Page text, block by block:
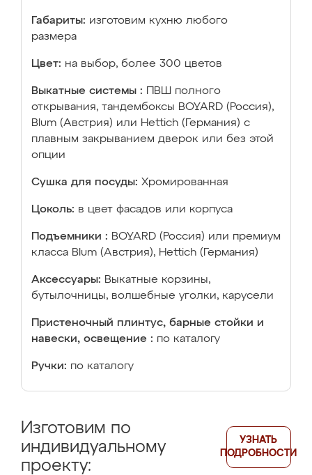
Габариты: изготовим кухню любого
размера
Цвет: на выбор, более 300 цветов
Выкатные системы :
ПВШ полного
открывания, тандембоксы BOYARD (Россия),
Blum (Австрия) или Hettich (Германия) с
плавным закрыванием дверок или без этой
опции
Сушка для посуды: Хромированная
Цоколь: в цвет фасадов или корпуса
Подъемники : BOYARD (Россия) или премиум
класса Blum (Австрия), Hettich (Германия)
Аксессуары: Выкатные корзины,
бутылочницы, волшебные уголки, карусели
Пристеночный плинтус, барные стойки и
навески, освещение : по каталогу
Ручки: по каталогу
Изготовим по
индивидуальному
проекту:
УЗНАТЬ
ПОДРОБНОСТИ